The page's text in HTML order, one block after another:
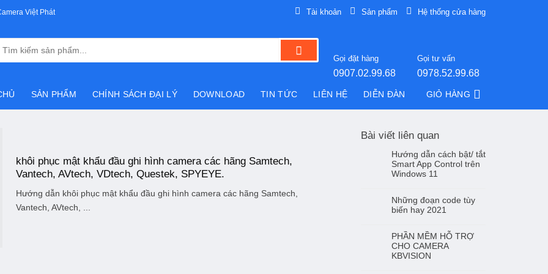
Việt Phát Tài khoản Sản phẩm Hệ thống cửa hàng
Gọi đặt hàng
0907.02.99.68
Gọi tư vấn
0978.52.99.68
SẢN PHẨM CHÍNH SÁCH ĐẠI LÝ DOWNLOAD TIN TỨC LIÊN HỆ DIỄN ĐÀN GIỎ HÀNG
khôi phục mật khẩu đầu ghi hình camera các hãng Samtech,
Vantech, AVtech, VDtech, Questek, SPYEYE.
Hướng dẫn khôi phục mật khẩu đầu ghi hình camera các hãng Samtech,
Vantech, AVtech, ...
Bài viết liên quan
Hướng dẫn cách bật/ tắt
Smart App Control trên
Windows 11
Những đoạn code tùy
biến hay 2021
PHẦN MỀM HỖ TRỢ
CHO CAMERA
KBVISION